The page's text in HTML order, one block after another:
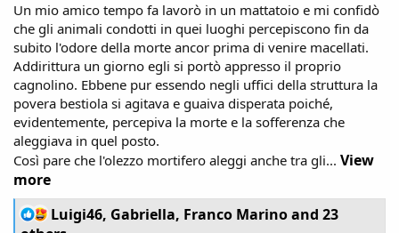
Un mio amico tempo fa lavorò in un mattatoio e mi confidò
che gli animali condotti in quei luoghi percepiscono fin da
subito l'odore della morte ancor prima di venire macellati.
Addirittura un giorno egli si portò appresso il proprio
cagnolino. Ebbene pur essendo negli uffici della struttura la
povera bestiola si agitava e guaiva disperata poiché,
evidentemente, percepiva la morte e la sofferenza che
aleggiava in quel posto.
Così pare che l'olezzo mortifero aleggi anche tra gli... View
more
R
e
Luigi46, Gabriella, Franco Marinoand 23